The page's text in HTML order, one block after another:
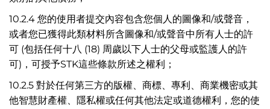
10.2.4 您的使用者提交內容包含您個人的圖像和/或聲音，
或者您已獲得此類材料所含圖像和/或聲音中所有人士的許
可 (包括任何十八 (18) 周歲以下人士的父母或監護人的許
可)，可授予STK這些條款所述之權利；
10.2.5 對於任何第三方的版權、商標、專利、商業機密或其
他智慧財產權、隱私權或任何其他法定或道德權利，您的使